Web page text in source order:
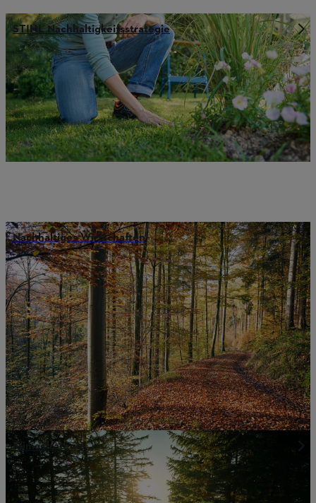
STIHL Nachhaltigkeitsstrategie
Nachhaltiges Wirtschaften
Klimastrategie